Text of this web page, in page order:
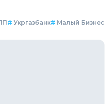
# Укргазбанк# Малый Бизнес